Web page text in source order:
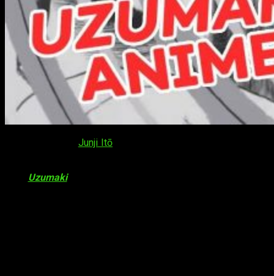
Junji Itō
Uzumaki. La entrevista fue subida al canal Crunchyroll